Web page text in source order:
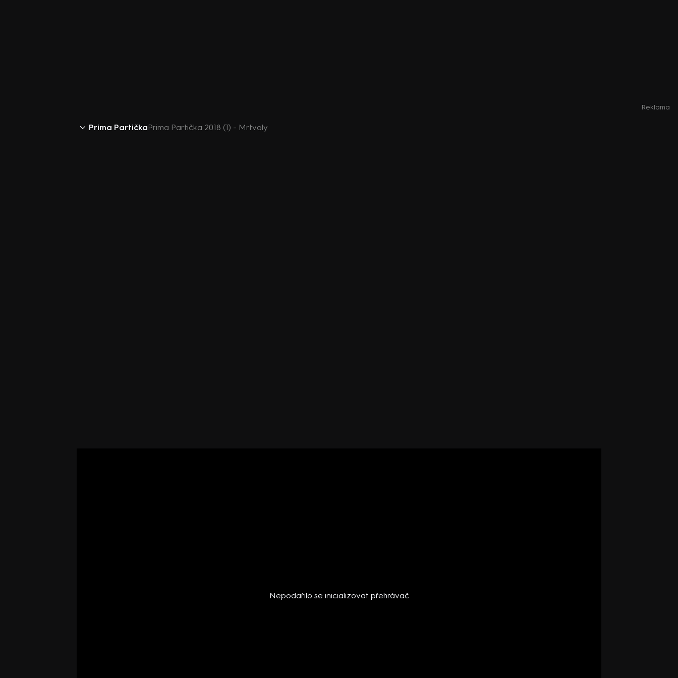
Reklama
Prima PartičkaPrima Partička 2018 (1) - Mrtvoly
Nepodařilo se inicializovat přehrávač